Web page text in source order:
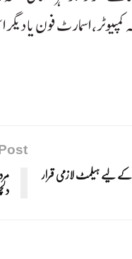
کمپیوٹر، اسمارٹ فون
کے لیے ہیلمٹ لازمی قرار